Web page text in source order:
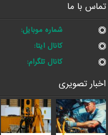
تماس با ما
شماره موبایل:
کانال ایتا:
کانال تلگرام:
اخبار تصویری